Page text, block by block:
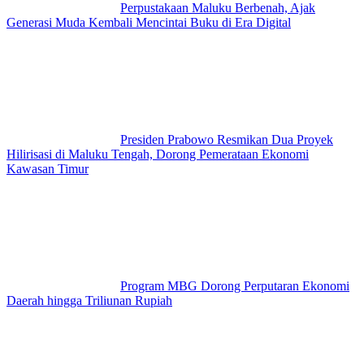
Perpustakaan Maluku Berbenah, Ajak
Generasi Muda Kembali Mencintai Buku di Era Digital
Presiden Prabowo Resmikan Dua Proyek
Hilirisasi di Maluku Tengah, Dorong Pemerataan Ekonomi
Kawasan Timur
Program MBG Dorong Perputaran Ekonomi
Daerah hingga Triliunan Rupiah